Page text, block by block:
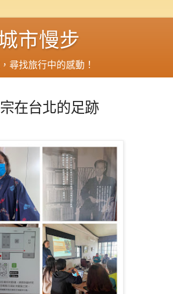
市慢步
尋找旅行中的感動！
在台北的足跡